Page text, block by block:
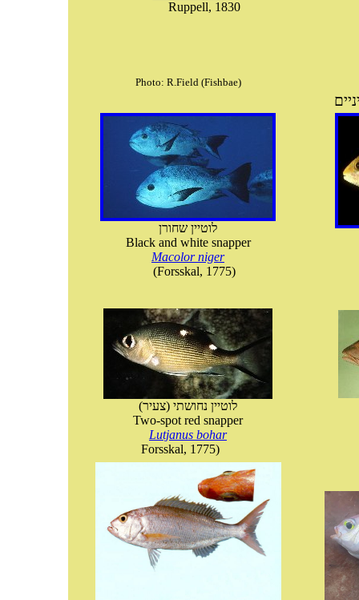
Ruppell, 1830
Photo: R.Field (Fishbae)
לוטיין שחורן
Black and white snapper
Macolor niger
(Forsskal, 1775)
(לוטיין נחושתי (צעיר
Two-spot red snapper
Lutjanus bohar
Forsskal, 1775)